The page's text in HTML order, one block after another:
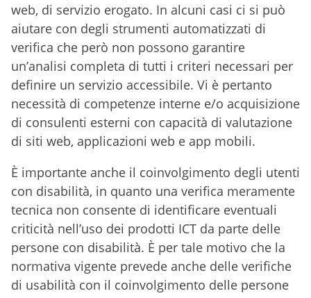
web, di servizio erogato. In alcuni casi ci si può
aiutare con degli strumenti automatizzati di
verifica che però non possono garantire
un’analisi completa di tutti i criteri necessari per
definire un servizio accessibile. Vi è pertanto
necessità di competenze interne e/o acquisizione
di consulenti esterni con capacità di valutazione
di siti web, applicazioni web e app mobili.
È importante anche il coinvolgimento degli utenti
con disabilità, in quanto una verifica meramente
tecnica non consente di identificare eventuali
criticità nell’uso dei prodotti ICT da parte delle
persone con disabilità. È per tale motivo che la
normativa vigente prevede anche delle verifiche
di usabilità con il coinvolgimento delle persone